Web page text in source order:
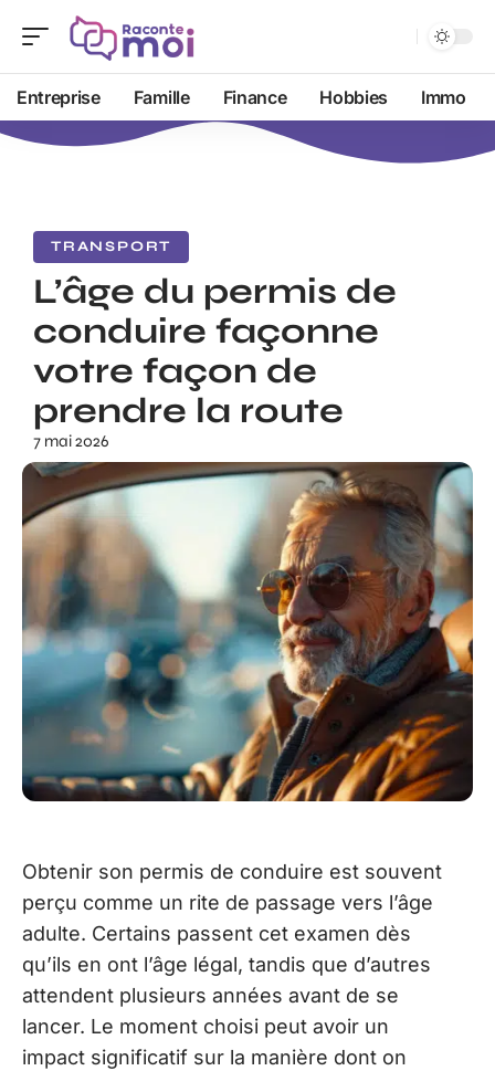
Entreprise Famille Finance Hobbies Immo
TRANSPORT
L’âge du permis de
conduire façonne
votre façon de
prendre la route
7 mai 2026
Obtenir son permis de conduire est souvent
perçu comme un rite de passage vers l’âge
adulte. Certains passent cet examen dès
qu’ils en ont l’âge légal, tandis que d’autres
attendent plusieurs années avant de se
lancer. Le moment choisi peut avoir un
impact significatif sur la manière dont on